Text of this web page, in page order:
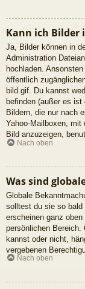
Kann ich Bilder
Ja, Bilder können in
Administration
hochladen.
öffentlich
bild.gif. Du kannst
befinden (außer es
Bildern, die nur nach
Yahoo-Mailboxen,
Bild anzuzeigen,
Nach oben
Was sind
Globale
solltest du sie so bald
erscheinen ganz
persönlichen Bereich.
kannst oder nicht,
vergebenen
Nach oben